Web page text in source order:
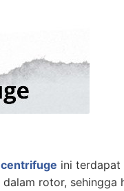
centrifuge ini terdapat
rotor, sehingga